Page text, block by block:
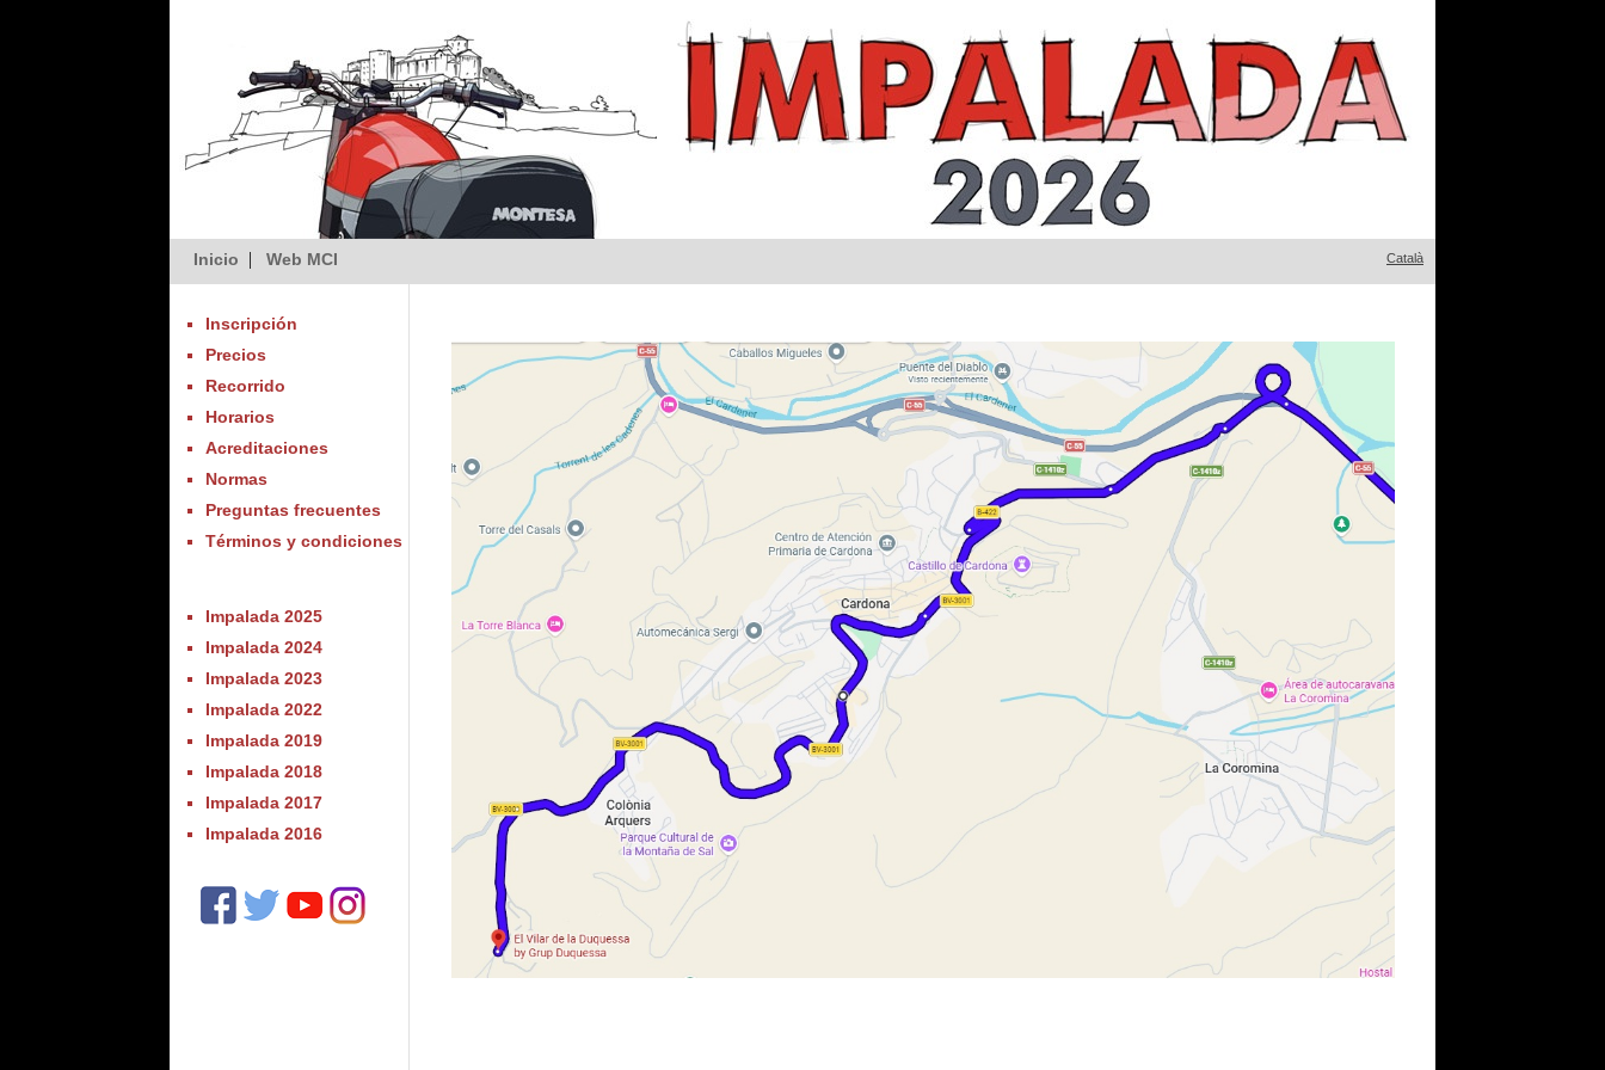
Català
Inicio | Web MCI
Inscripción
Precios
Recorrido
Horarios
Acreditaciones
Normas
Preguntas frecuentes
Términos y condiciones
Impalada 2025
Impalada 2024
Impalada 2023
Impalada 2022
Impalada 2019
Impalada 2018
Impalada 2017
Impalada 2016